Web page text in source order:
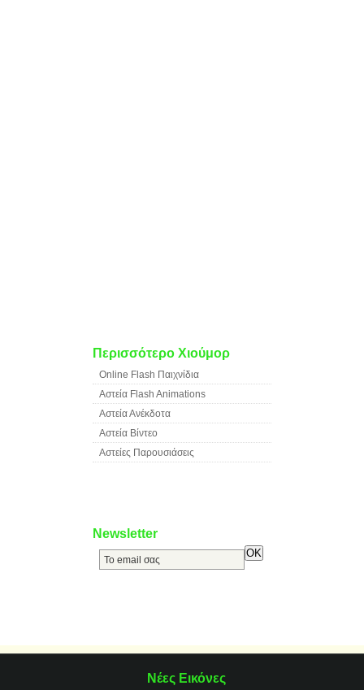
Περισσότερο Χιούμορ
Online Flash Παιχνίδια
Αστεία Flash Animations
Αστεία Ανέκδοτα
Αστεία Βίντεο
Αστείες Παρουσιάσεις
Newsletter
Νέες Εικόνες